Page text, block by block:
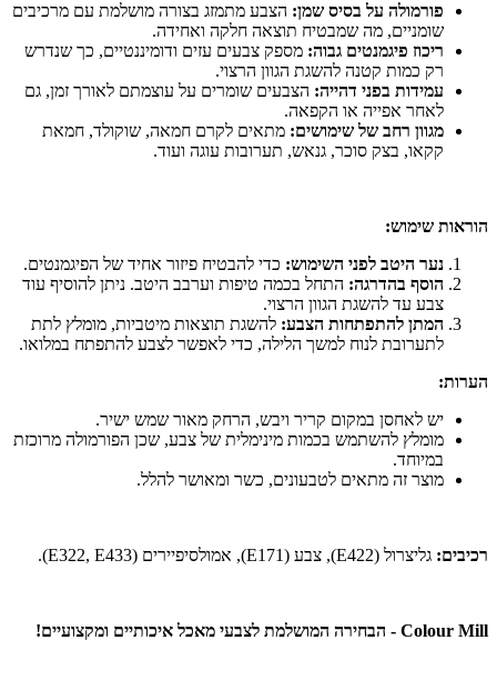
פורמולה על בסיס שמן: הצבע מתמזג בצורה מושלמת עם מרכיבים
שומניים, מה שמבטיח תוצאה חלקה ואחידה.
ריכוז פיגמנטים גבוה: מספק צבעים עזים ודומיננטיים, כך שנדרש
רק כמות קטנה להשגת הגוון הרצוי.
עמידות בפני דהייה: הצבעים שומרים על עוצמתם לאורך זמן, גם
לאחר אפייה או הקפאה.
מגוון רחב של שימושים: מתאים לקרם חמאה, שוקולד, חמאת
קקאו, בצק סוכר, גנאש, תערובות עוגה ועוד.
הוראות שימוש:
נער היטב לפני השימוש: כדי להבטיח פיזור אחיד של הפיגמנטים.
הוסף בהדרגה: התחל בכמה טיפות וערבב היטב. ניתן להוסיף עוד
צבע עד להשגת הגוון הרצוי.
המתן להתפתחות הצבע: להשגת תוצאות מיטביות, מומלץ לתת
לתערובת לנוח למשך הלילה, כדי לאפשר לצבע להתפתח במלואו.
הערות:
יש לאחסן במקום קריר ויבש, הרחק מאור שמש ישיר.
מומלץ להשתמש בכמות מינימלית של צבע, שכן הפורמולה מרוכזת
במיוחד.
מוצר זה מתאים לטבעונים, כשר ומאושר להלל.
רכיבים: גליצרול (E422), צבע (E171), אמולסיפיירים (E322, E433).
Colour Mill - הבחירה המושלמת לצבעי מאכל איכותיים ומקצועיים!